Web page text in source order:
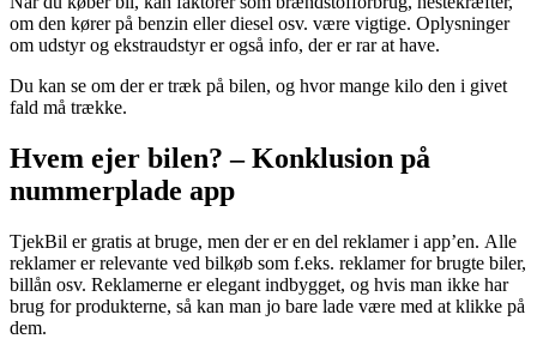
om den kører på benzin eller diesel osv. være vigtige. Oplysninger
om udstyr og ekstraudstyr er også info, der er rar at have.
Du kan se om der er træk på bilen, og hvor mange kilo den i givet
fald må trække.
Hvem ejer bilen? – Konklusion på
nummerplade app
TjekBil er gratis at bruge, men der er en del reklamer i app’en. Alle
reklamer er relevante ved bilkøb som f.eks. reklamer for brugte biler,
billån osv. Reklamerne er elegant indbygget, og hvis man ikke har
brug for produkterne, så kan man jo bare lade være med at klikke på
dem.